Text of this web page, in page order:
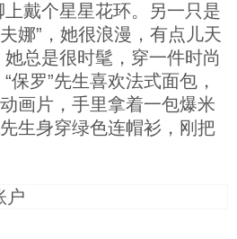
戴个星星花环。另一只是
娜”，她很浪漫，有点儿天
总是很时髦，穿一件时尚
保罗”先生喜欢法式面包，
画片，手里拿着一包爆米
生身穿绿色连帽衫，刚把